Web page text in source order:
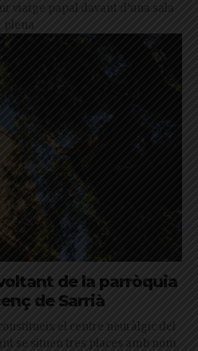
viatge papal davant d’una sala
plena
de la parròquia
de Sarrià
el centre neuràlgic del
se situen tres places amb nom